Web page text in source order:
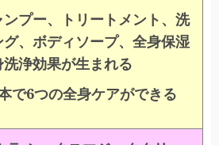
プー、トリートメント、洗
、ボディソープ、全身保湿
浄効果が生まれる
で6つの全身ケアができる